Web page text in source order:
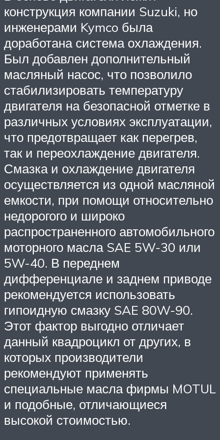
конструкция компании Suzuki, но
инженерами Kymco была
доработана система охлаждения.
Был добавлен дополнительный
масляный насос, что позволило
стабилизировать температуру
двигателя на безопасной отметке в
различных условиях эксплуатации,
что предотвращает как перегрев,
так и переохлаждение двигателя.
Смазка и охлаждение двигателя
осуществляется из одной масляной
емкости, при помощи относительно
недорогого и широко
распространенного автомобильного
моторного масла SAE 5W-30 или
5W-40. В переднем
дифференциале и заднем приводе
рекомендуется использовать
гипоидную смазку SAE 80W-90.
Этот фактор выгодно отличает
данный квадроцикл от других, в
которых производители
рекомендуют применять
специальные масла фирмы MOTUL
и подобные, отличающиеся
высокой стоимостью.